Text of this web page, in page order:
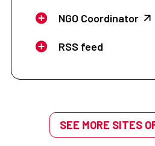
NGO Coordinator
RSS feed
SEE MORE SITES